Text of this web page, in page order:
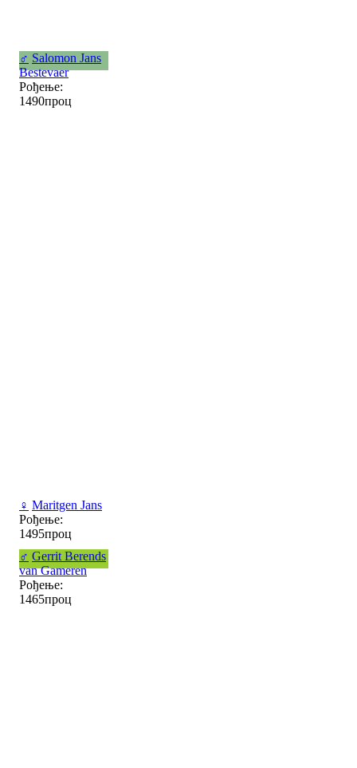
♂ Salomon Jans
Bestevaer
Рођење:
1490проц
♀ Maritgen Jans
Рођење:
1495проц
♂ Gerrit Berends
van Gameren
Рођење:
1465проц